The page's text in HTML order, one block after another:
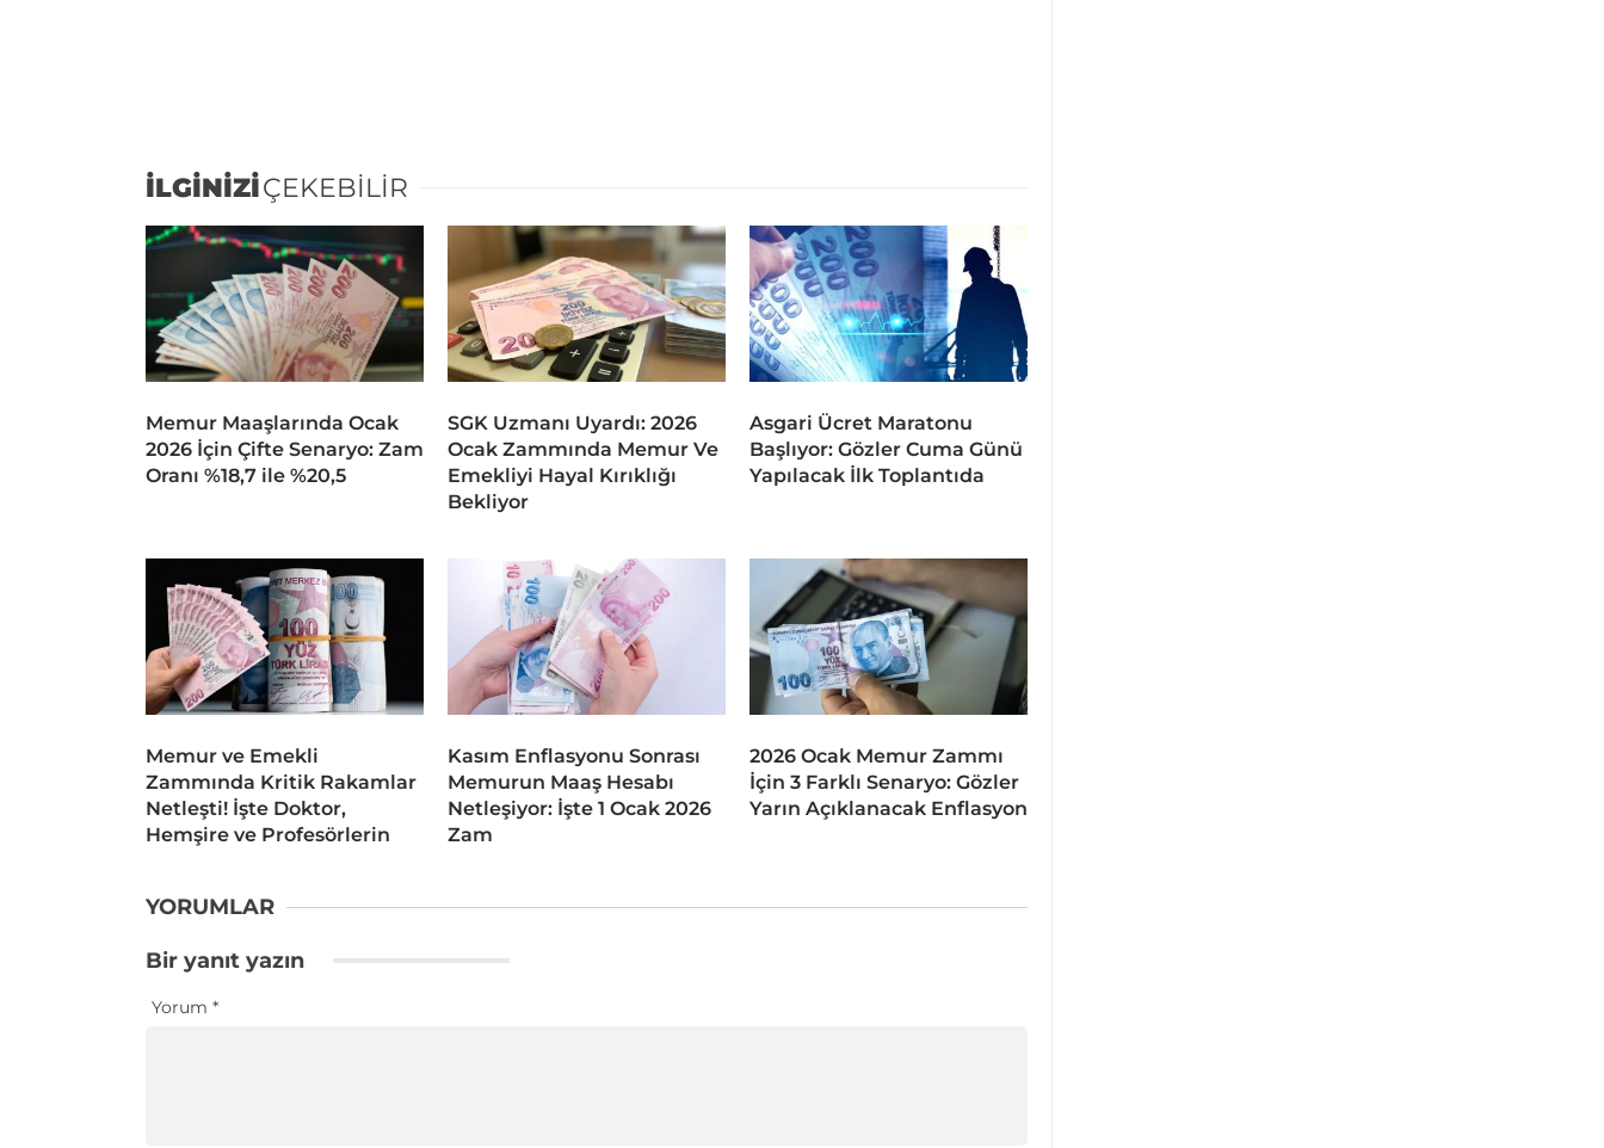
İLGİNİZİÇEKEBİLİR
Memur Maaşlarında Ocak
2026 İçin Çifte Senaryo: Zam
Oranı %18,7 ile %20,5
SGK Uzmanı Uyardı: 2026
Ocak Zammında Memur Ve
Emekliyi Hayal Kırıklığı
Bekliyor
Asgari Ücret Maratonu
Başlıyor: Gözler Cuma Günü
Yapılacak İlk Toplantıda
Memur ve Emekli
Zammında Kritik Rakamlar
Netleşti! İşte Doktor,
Hemşire ve Profesörlerin
Kasım Enflasyonu Sonrası
Memurun Maaş Hesabı
Netleşiyor: İşte 1 Ocak 2026
Zam
2026 Ocak Memur Zammı
İçin 3 Farklı Senaryo: Gözler
Yarın Açıklanacak Enflasyon
YORUMLAR
Bir yanıt yazın
Yorum *